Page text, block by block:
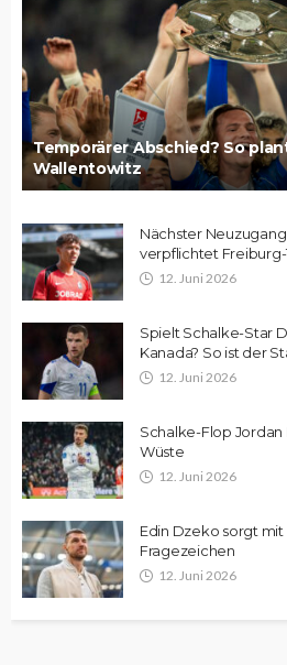
Temporärer Abschied? So
Wallentowitz
Nächster
verpflichtet
12. Juni 2026
Spielt Schalke-Star
Kanada? So ist der
12. Juni 2026
Schalke-Flop Jordan
Wüste
12. Juni 2026
Edin Dzeko sorgt
Fragezeichen
12. Juni 2026